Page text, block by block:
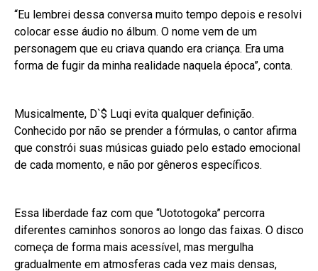
“Eu lembrei dessa conversa muito tempo depois e resolvi
colocar esse áudio no álbum. O nome vem de um
personagem que eu criava quando era criança. Era uma
forma de fugir da minha realidade naquela época”, conta.
Musicalmente, D`$ Luqi evita qualquer definição.
Conhecido por não se prender a fórmulas, o cantor afirma
que constrói suas músicas guiado pelo estado emocional
de cada momento, e não por gêneros específicos.
Essa liberdade faz com que “Uototogoka” percorra
diferentes caminhos sonoros ao longo das faixas. O disco
começa de forma mais acessível, mas mergulha
gradualmente em atmosferas cada vez mais densas,